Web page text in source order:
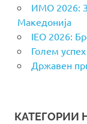
ИМО 2026:
Македонија
IEO 2026:
Голем
Државен
КАТЕГОРИИ